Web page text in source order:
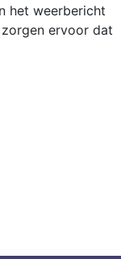
het weerbericht
ervoor dat